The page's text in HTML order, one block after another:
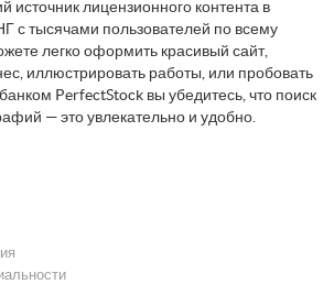
источник лицензионного контента в
с тысячами пользователей по всему
легко оформить красивый сайт,
иллюстрировать работы, или пробовать
PerfectStock вы убедитесь, что поиск
— это увлекательно и удобно.